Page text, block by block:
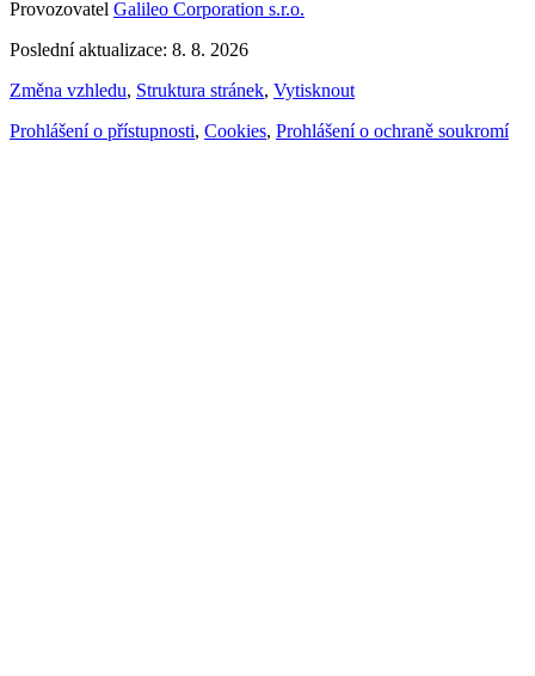
Provozovatel Galileo Corporation s.r.o.
Poslední aktualizace: 8. 8. 2026
Změna vzhledu, Struktura stránek, Vytisknout
Prohlášení o přístupnosti, Cookies, Prohlášení o ochraně soukromí